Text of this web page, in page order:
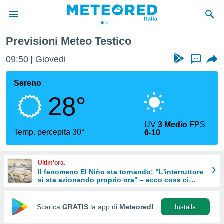
di
per
le
di
Web
Previsioni Meteo Testico
09:50 Giovedi ...
Sereno
28°
Temp. percepita 30°
UV3 Medio FPS
6-10
Ultim'ora.
Il fenomeno El Niño sta tornando: "L'interruttore
si sta azionando proprio ora" – ecco cosa ci
Scarica GRATIS la app di Meteored! Installa